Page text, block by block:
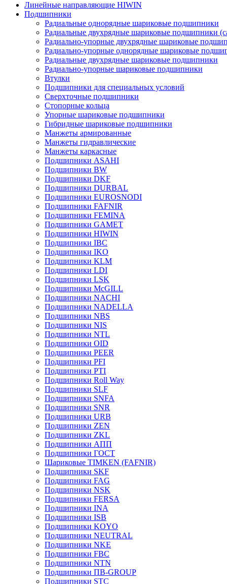
Линейные направляющие HIWIN
Подшипники
Радиальные однорядные шариковые подшипники
Радиальные двухрядные шариковые подшипники
Радиально-упорные двухрядные шариковые
Радиально-упорные однорядные шариковые
Радиальные двухрядные шариковые подшипники
Радиально-упорные шариковые подшипники
Втулки
Подшипники для специальных условий
Сверхточные подшипники
Стопорные кольца
Упорные шариковые подшипники
Гибридные шариковые подшипники
Манжеты армированные
Манжеты гидравлические
Манжеты каркасные
Подшипники ASAHI
Подшипники BW
Подшипники DKF
Подшипники DURBAL
Подшипники EUROSNODI
Подшипники FAFNIR
Подшипники FEMINA
Подшипники GAMET
Подшипники HIWIN
Подшипники IBC
Подшипники IKO
Подшипники KLM
Подшипники LDI
Подшипники LSK
Подшипники McGILL
Подшипники NACHI
Подшипники NADELLA
Подшипники NBS
Подшипники NIS
Подшипники NTL
Подшипники OID
Подшипники PEER
Подшипники PFI
Подшипники PTI
Подшипники Roll Way
Подшипники SLF
Подшипники SNFA
Подшипники SNR
Подшипники URB
Подшипники ZEN
Подшипники ZKL
Подшипники АПП
Подшипники ГОСТ
Шариковые ТІMKEN (FAFNIR)
Подшипники SKF
Подшипники FAG
Подшипники NSK
Подшипники FERSA
Подшипники INA
Подшипники ISB
Подшипники KOYO
Подшипники NEUTRAL
Подшипники NKE
Подшипники FBC
Подшипники NTN
Подшипники ПВ-GROUP
Подшипники STC